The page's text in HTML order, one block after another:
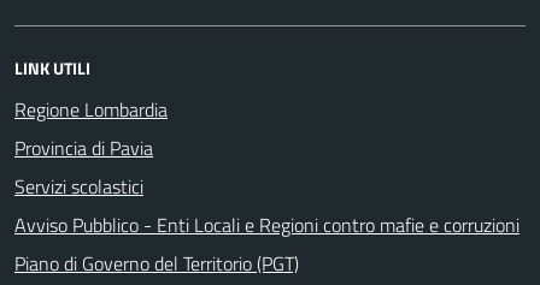
LINK UTILI
Regione Lombardia
Provincia di Pavia
Servizi scolastici
Avviso Pubblico - Enti Locali e Regioni contro mafie e corruzioni
Piano di Governo del Territorio (PGT)